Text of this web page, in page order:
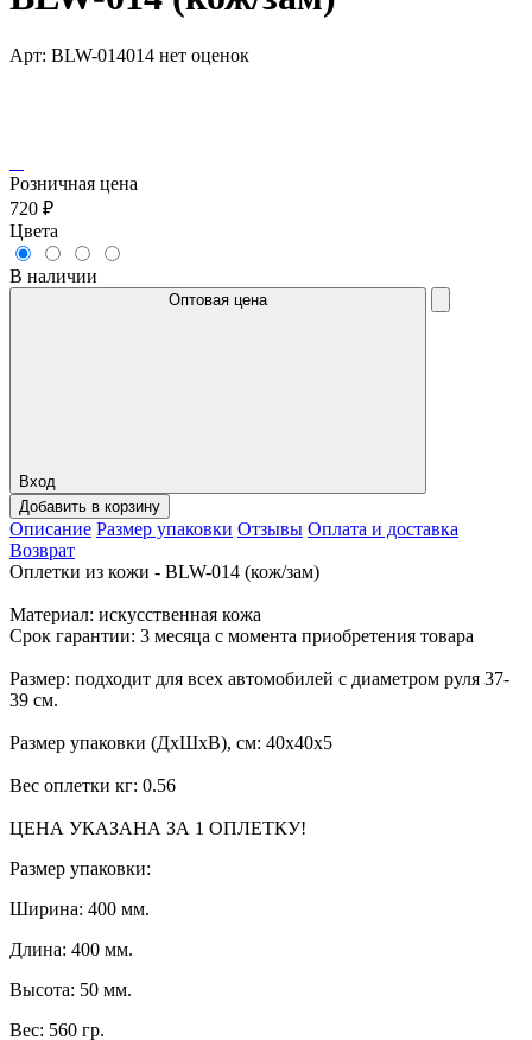
Арт: BLW-014014 нет оценок
Розничная цена
720 ₽
Цвета
В наличии
Оптовая цена
Вход
Добавить в корзину
Описание Размер упаковки Отзывы Оплата и доставка
Возврат
Оплетки из кожи - BLW-014 (кож/зам)
Материал: искусственная кожа
Срок гарантии: 3 месяца с момента приобретения товара
Размер: подходит для всех автомобилей с диаметром руля 37-
39 см.
Размер упаковки (ДхШхВ), см: 40x40x5
Вес оплетки кг: 0.56
ЦЕНА УКАЗАНА ЗА 1 ОПЛЕТКУ!
Размер упаковки:
Ширина: 400 мм.
Длина: 400 мм.
Высота: 50 мм.
Вес: 560 гр.